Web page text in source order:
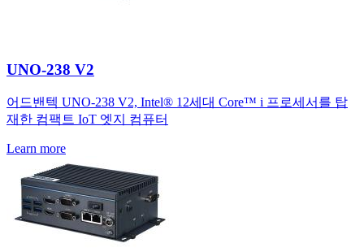
UNO-238 V2
어드밴텍 UNO-238 V2, Intel® 12세대 Core™ i 프로세서를 탑
재한 컴팩트 IoT 엣지 컴퓨터
Learn more